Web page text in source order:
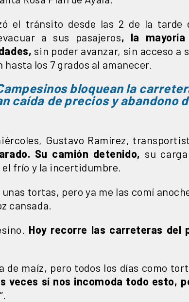
el tránsito desde las 2 de la tarde
a sus pasajeros, la
sin poder avanzar, sin acceso a
los 7 grados al amanecer.
bloquean la
caída de precios y abandono
Gustavo Ramírez,
Su camión detenido, su
frío y la incertidumbre.
unas tortas, pero ya me las comí
cansada.
Hoy recorre las carreteras del
de maíz, pero todos los días como
veces sí nos incomoda todo esto,